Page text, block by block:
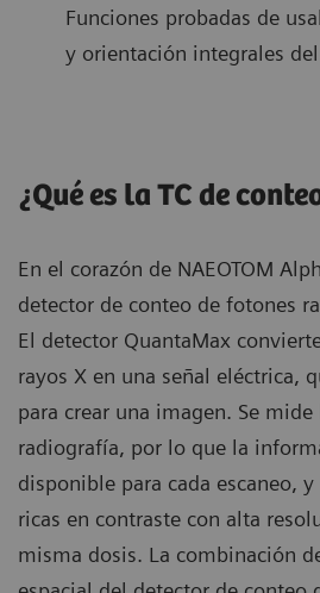
Funciones probadas de
y orientación integrales
¿Qué es la TC de
En el corazón de NAEOTOM
detector de conteo de fotones
El detector QuantaMax
rayos X en una señal eléctrica,
para crear una imagen. Se
radiografía, por lo que la
disponible para cada escaneo,
ricas en contraste con alta
misma dosis. La combinación